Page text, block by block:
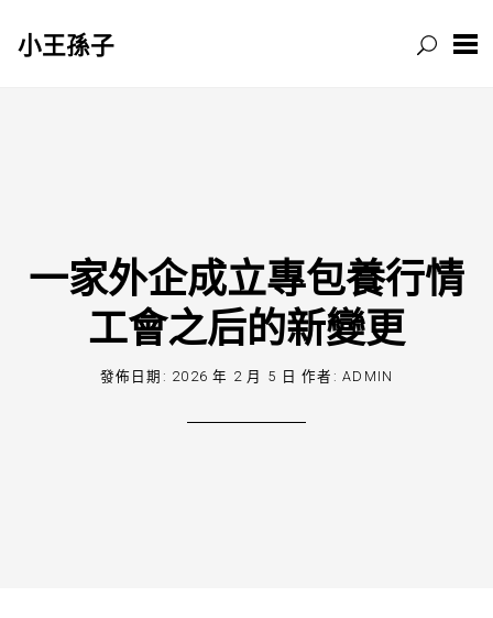
小王孫子
一家外企成立專包養行情
工會之后的新變更
發佈日期: 2026 年 2 月 5 日 作者:ADMIN